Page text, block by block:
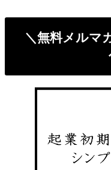
＼無料メルマ